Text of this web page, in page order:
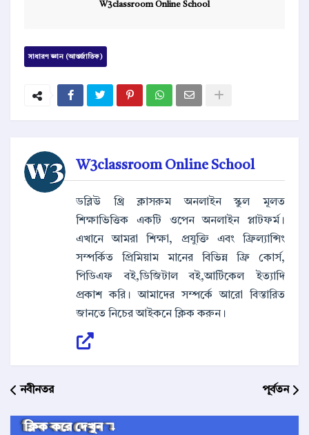
W3classroom Online School
সাধারণ জ্ঞান (আন্তর্জাতিক)
W3classroom Online School
ডব্লিউ থ্রি ক্লাসরুম অনলাইন স্কুল মূলত
শিক্ষাভিত্তিক একটি ওপেন অনলাইন প্লাটফর্ম।
এখানে আমরা শিক্ষা, প্রযুক্তি এবং ফ্রিল্যান্সিং
সম্পর্কিত প্রিমিয়াম মানের বিভিন্ন ফ্রি কোর্স,
পিডিএফ বই,ডিজিটাল বই,আর্টিকেল ইত্যাদি
প্রকাশ করি। আমাদের সম্পর্কে আরো বিস্তারিত
জানতে নিচের আইকনে ক্লিক করুন।
নবীনতর পূর্বতন
ক্লিক করে দেখুন ↴